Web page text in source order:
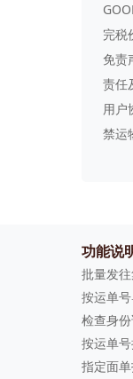
完税
免责
责任
用户
禁运
功能说
批量发
按运单
检查身
按运单
指定面